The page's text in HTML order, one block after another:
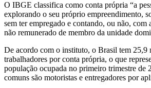
O IBGE classifica como conta própria “a
explorando o seu próprio empreendimento,
sem ter empregado e contando, ou não, com
não remunerado de membro da unidade
De acordo com o instituto, o Brasil tem 25,9
trabalhadores por conta própria, o que
população ocupada no primeiro trimestre de
comuns são motoristas e entregadores por